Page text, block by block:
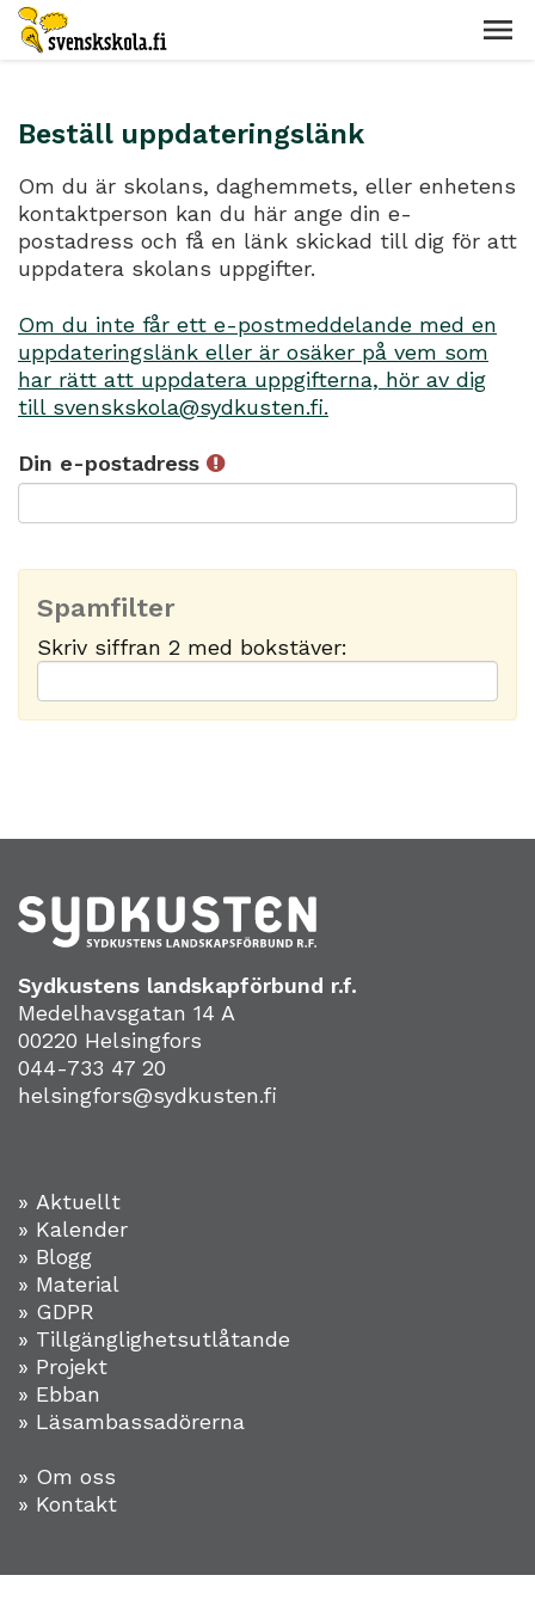
Beställ uppdateringslänk
Om du är skolans, daghemmets, eller enhetens
kontaktperson kan du här ange din e-
postadress och få en länk skickad till dig för att
uppdatera skolans uppgifter.
Om du inte får ett e-postmeddelande med en
uppdateringslänk eller är osäker på vem som
har rätt att uppdatera uppgifterna, hör av dig
till svenskskola@sydkusten.fi.
Din e-postadress
Spamfilter
Skriv siffran 2 med bokstäver:
Sydkustens landskapförbund r.f.
Medelhavsgatan 14 A
00220 Helsingfors
044-733 47 20
helsingfors@sydkusten.fi
» Aktuellt
» Kalender
» Blogg
» Material
» GDPR
» Tillgänglighetsutlåtande
» Projekt
» Ebban
» Läsambassadörerna
» Om oss
» Kontakt